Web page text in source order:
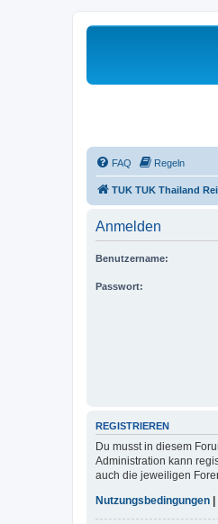
FAQ Regeln
TUK TUK Thailand
Anmelden
Benutzername:
Passwort:
REGISTRIEREN
Du musst in diesem
Administration kann
auch die jeweiligen
Nutzungsbedingungen